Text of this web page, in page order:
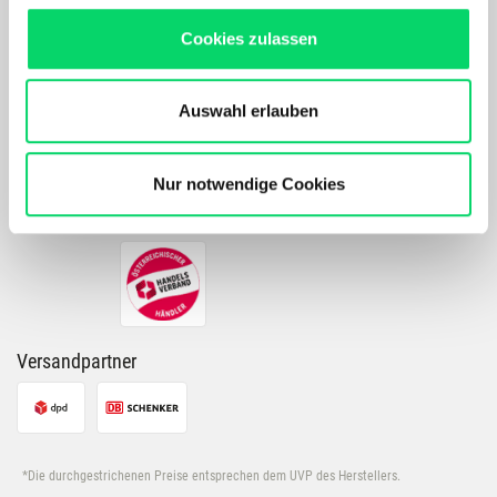
Produkten und Inhalten.
Unser Online Angebot sowie die Funktionalität und
Performance unserer Website wird kontinuierlich für Dich
Bergspezl verwendet Cookies, um Inhalte und Anzeigen
zu personalisieren, Funktionen für soziale Medien
anbieten zu können und die Zugriffe auf unsere Website
zu analysieren. Außerdem geben wir Informationen zu
Deiner Verwendung unserer Website an unsere Partner
für soziale Medien, Werbung und Analysen weiter.
Unsere Partner führen diese Informationen
ihnen bereitgestellt hast oder die sie im Rahmen Deiner
Cookies zulassen
Auswahl erlauben
Nur notwendige Cookies
PRODUKTDETAILS
Zahlarten
Versandpartner
*Die durchgestrichenen Preise entsprechen dem UVP des Herstellers.